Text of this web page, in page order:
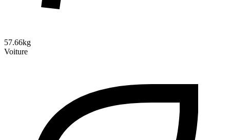
57.66kg
Voiture